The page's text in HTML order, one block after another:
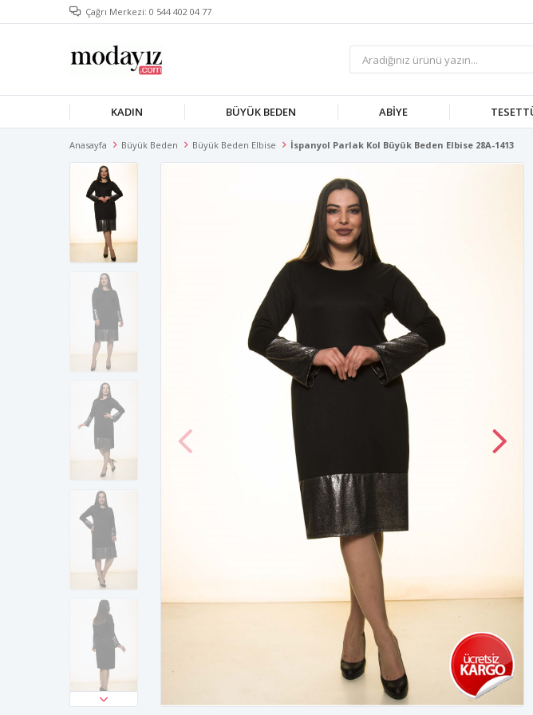
Çağrı Merkezi: 0 544 402 04 77
KADIN BÜYÜK BEDEN ABIYE
Anasayfa Büyük Beden Büyük Beden Elbise İspanyol Parlak Kol Büyük Beden Elbise 28A-1413